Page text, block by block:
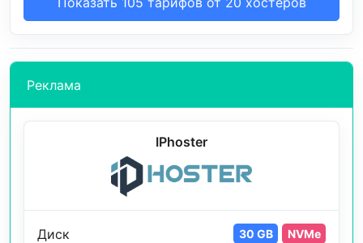
Реклама
IPhoster
Диск 30 GB NVMe